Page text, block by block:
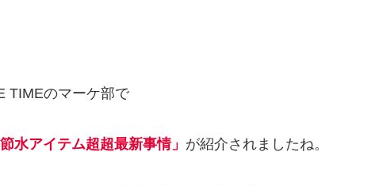
TIMEのマーケ部で
水アイテム超超最新事情」 が紹介されましたね。